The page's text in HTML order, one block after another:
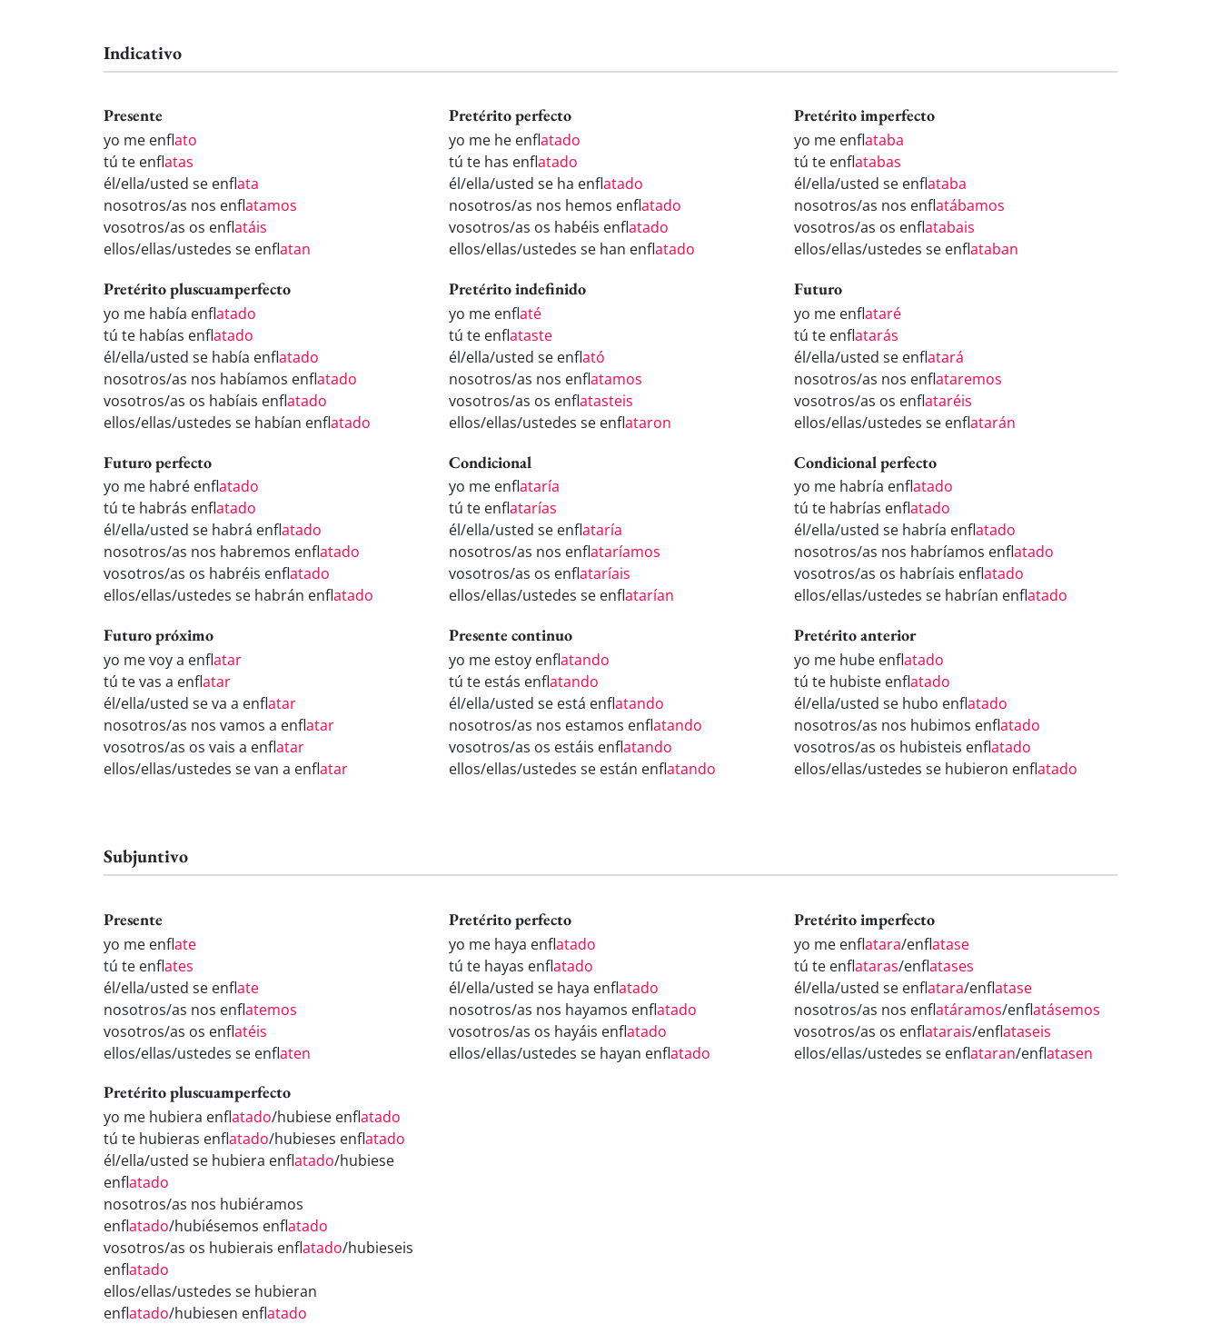
Indicativo
Presente
yo me enflato
tú te enflatas
él/ella/usted se enflata
nosotros/as nos enflatamos
vosotros/as os enflatáis
ellos/ellas/ustedes se enflatan
Pretérito perfecto
yo me he enflatado
tú te has enflatado
él/ella/usted se ha enflatado
nosotros/as nos hemos enflatado
vosotros/as os habéis enflatado
ellos/ellas/ustedes se han enflatado
Pretérito imperfecto
yo me enflataba
tú te enflatabas
él/ella/usted se enflataba
nosotros/as nos enflatábamos
vosotros/as os enflatabais
ellos/ellas/ustedes se enflataban
Pretérito pluscuamperfecto
yo me había enflatado
tú te habías enflatado
él/ella/usted se había enflatado
nosotros/as nos habíamos enflatado
vosotros/as os habíais enflatado
ellos/ellas/ustedes se habían enflatado
Pretérito indefinido
yo me enflaté
tú te enflataste
él/ella/usted se enflató
nosotros/as nos enflatamos
vosotros/as os enflatasteis
ellos/ellas/ustedes se enflataron
Futuro
yo me enflataré
tú te enflatarás
él/ella/usted se enflatará
nosotros/as nos enflataremos
vosotros/as os enflataréis
ellos/ellas/ustedes se enflatarán
Futuro perfecto
yo me habré enflatado
tú te habrás enflatado
él/ella/usted se habrá enflatado
nosotros/as nos habremos enflatado
vosotros/as os habréis enflatado
ellos/ellas/ustedes se habrán enflatado
Condicional
yo me enflataría
tú te enflatarías
él/ella/usted se enflataría
nosotros/as nos enflataríamos
vosotros/as os enflataríais
ellos/ellas/ustedes se enflatarían
Condicional perfecto
yo me habría enflatado
tú te habrías enflatado
él/ella/usted se habría enflatado
nosotros/as nos habríamos enflatado
vosotros/as os habríais enflatado
ellos/ellas/ustedes se habrían enflatado
Futuro próximo
yo me voy a enflatar
tú te vas a enflatar
él/ella/usted se va a enflatar
nosotros/as nos vamos a enflatar
vosotros/as os vais a enflatar
ellos/ellas/ustedes se van a enflatar
Presente continuo
yo me estoy enflatando
tú te estás enflatando
él/ella/usted se está enflatando
nosotros/as nos estamos enflatando
vosotros/as os estáis enflatando
ellos/ellas/ustedes se están enflatando
Pretérito anterior
yo me hube enflatado
tú te hubiste enflatado
él/ella/usted se hubo enflatado
nosotros/as nos hubimos enflatado
vosotros/as os hubisteis enflatado
ellos/ellas/ustedes se hubieron enflatado
Subjuntivo
Presente
yo me enflate
tú te enflates
él/ella/usted se enflate
nosotros/as nos enflatemos
vosotros/as os enflatéis
ellos/ellas/ustedes se enflaten
Pretérito perfecto
yo me haya enflatado
tú te hayas enflatado
él/ella/usted se haya enflatado
nosotros/as nos hayamos enflatado
vosotros/as os hayáis enflatado
ellos/ellas/ustedes se hayan enflatado
Pretérito imperfecto
yo me enflatara/enflatase
tú te enflataras/enflatases
él/ella/usted se enflatara/enflatase
nosotros/as nos enflatáramos/enflatásemos
vosotros/as os enflatarais/enflataseis
ellos/ellas/ustedes se enflataran/enflatasen
Pretérito pluscuamperfecto
yo me hubiera enflatado/hubiese enflatado
tú te hubieras enflatado/hubieses enflatado
él/ella/usted se hubiera enflatado/hubiese
enflatado
nosotros/as nos hubiéramos
enflatado/hubiésemos enflatado
vosotros/as os hubierais enflatado/hubieseis
enflatado
ellos/ellas/ustedes se hubieran
enflatado/hubiesen enflatado